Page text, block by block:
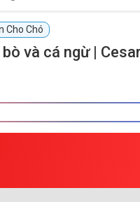
Cho Chó
và cá ngừ |